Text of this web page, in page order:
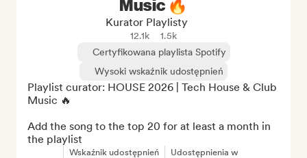
Music 🔥
Kurator Playlisty
12.1k
1.5k
Certyfikowana playlista Spotify
Wysoki wskaźnik udostępnień
Playlist curator: HOUSE 2026 | Tech House & Club
Music 🔥
Add the song to the top 20 for at least a month in
the playlist
Wskaźnik udostępnień Udostępnienia w